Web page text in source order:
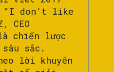
“I don’t like
CEO
chiến lược
sắc.
lời khuyên